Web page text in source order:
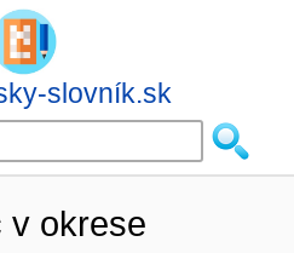
slovník.sk
v okrese